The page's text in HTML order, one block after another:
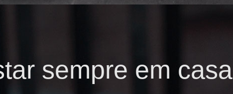
sempre em casa